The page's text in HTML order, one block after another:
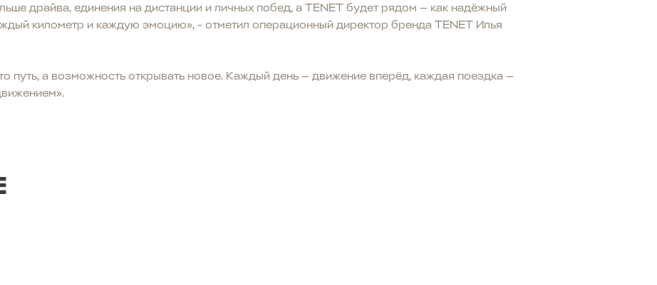
драйва, единения на дистанции и личных побед, а TENET будет рядом — как надёжный
километр и каждую эмоцию», - отметил операционный директор бренда TENET Илья
путь, а возможность открывать новое. Каждый день — движение вперёд, каждая поездка —